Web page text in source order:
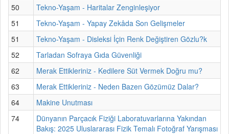
50
Tekno-Yaşam - Haritalar Zenginleşiyor
51
Tekno-Yaşam - Yapay Zekâda Son Gelişmeler
51
Tekno-Yaşam - Disleksi İçin Renk Değiştiren Gözlu?k
52
Tarladan Sofraya Gıda Güvenliği
62
Merak Ettikleriniz - Kedilere Süt Vermek Doğru mu?
63
Merak Ettikleriniz - Neden Bazen Gözümüz Dalar?
64
Makine Unutması
74
Dünyanın Parçacık Fiziği Laboratuvarlarına Yakından
Bakış: 2025 Uluslararası Fizik Temalı Fotoğraf Yarışması